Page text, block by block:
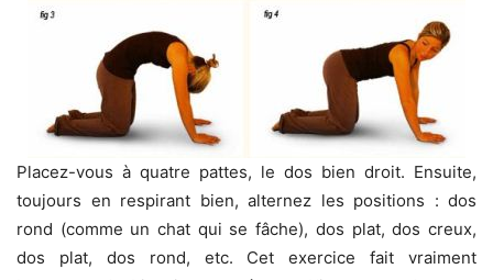
Placez-vous à quatre pattes, le dos bien droit. Ensuite,
toujours en respirant bien, alternez les positions : dos
rond (comme un chat qui se fâche), dos plat, dos creux,
dos plat, dos rond, etc. Cet exercice fait vraiment